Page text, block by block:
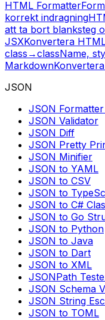
HTML Formatter
korrekt indragning
att ta bort blanksteg
JSXKonvertera
class→className,
Markdown
JSON
JSON
JSON Validator
JSON Diff
JSON Pretty
JSON Minifier
JSON to YAML
JSON to CSV
JSON to
JSON to C#
JSON to Go
JSON to Python
JSON to Java
JSON to Dart
JSON to XML
JSONPath
JSON Schema
JSON String
JSON to TOML